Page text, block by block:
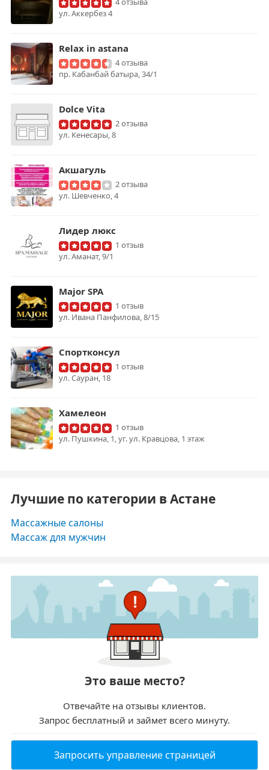
ул. Аккербез 4
Relax in astana
4 отзыва
пр. Кабанбай батыра, 34/1
Dolce Vita
2 отзыва
ул. Кенесары, 8
Акшагуль
2 отзыва
ул. Шевченко, 4
Лидер люкс
1 отзыв
ул. Аманат, 9/1
Major SPA
1 отзыв
ул. Ивана Панфилова, 8/15
Спортконсул
1 отзыв
ул. Сауран, 18
Хамелеон
1 отзыв
ул. Пушкина, 1, уг. ул. Кравцова, 1 этаж
Лучшие по категории в Астане
Массажные салоны
Массаж для мужчин
Это ваше место?
Отвечайте на отзывы клиентов.
Запрос бесплатный и займет всего минуту.
Запросить управление страницей